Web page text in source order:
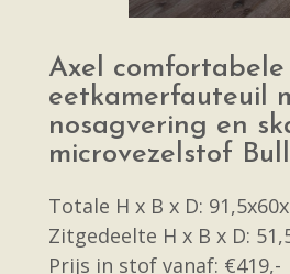
Axel comfortabele
eetkamerfauteuil
nosagvering en
microvezelstof
Totale H x B x D:
Zitgedeelte H x B x D:
Prijs in stof vanaf: €419,-